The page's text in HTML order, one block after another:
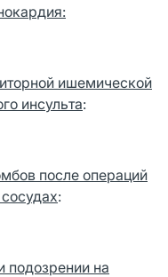
ишемической
инсульта:
после операций
:
подозрении на